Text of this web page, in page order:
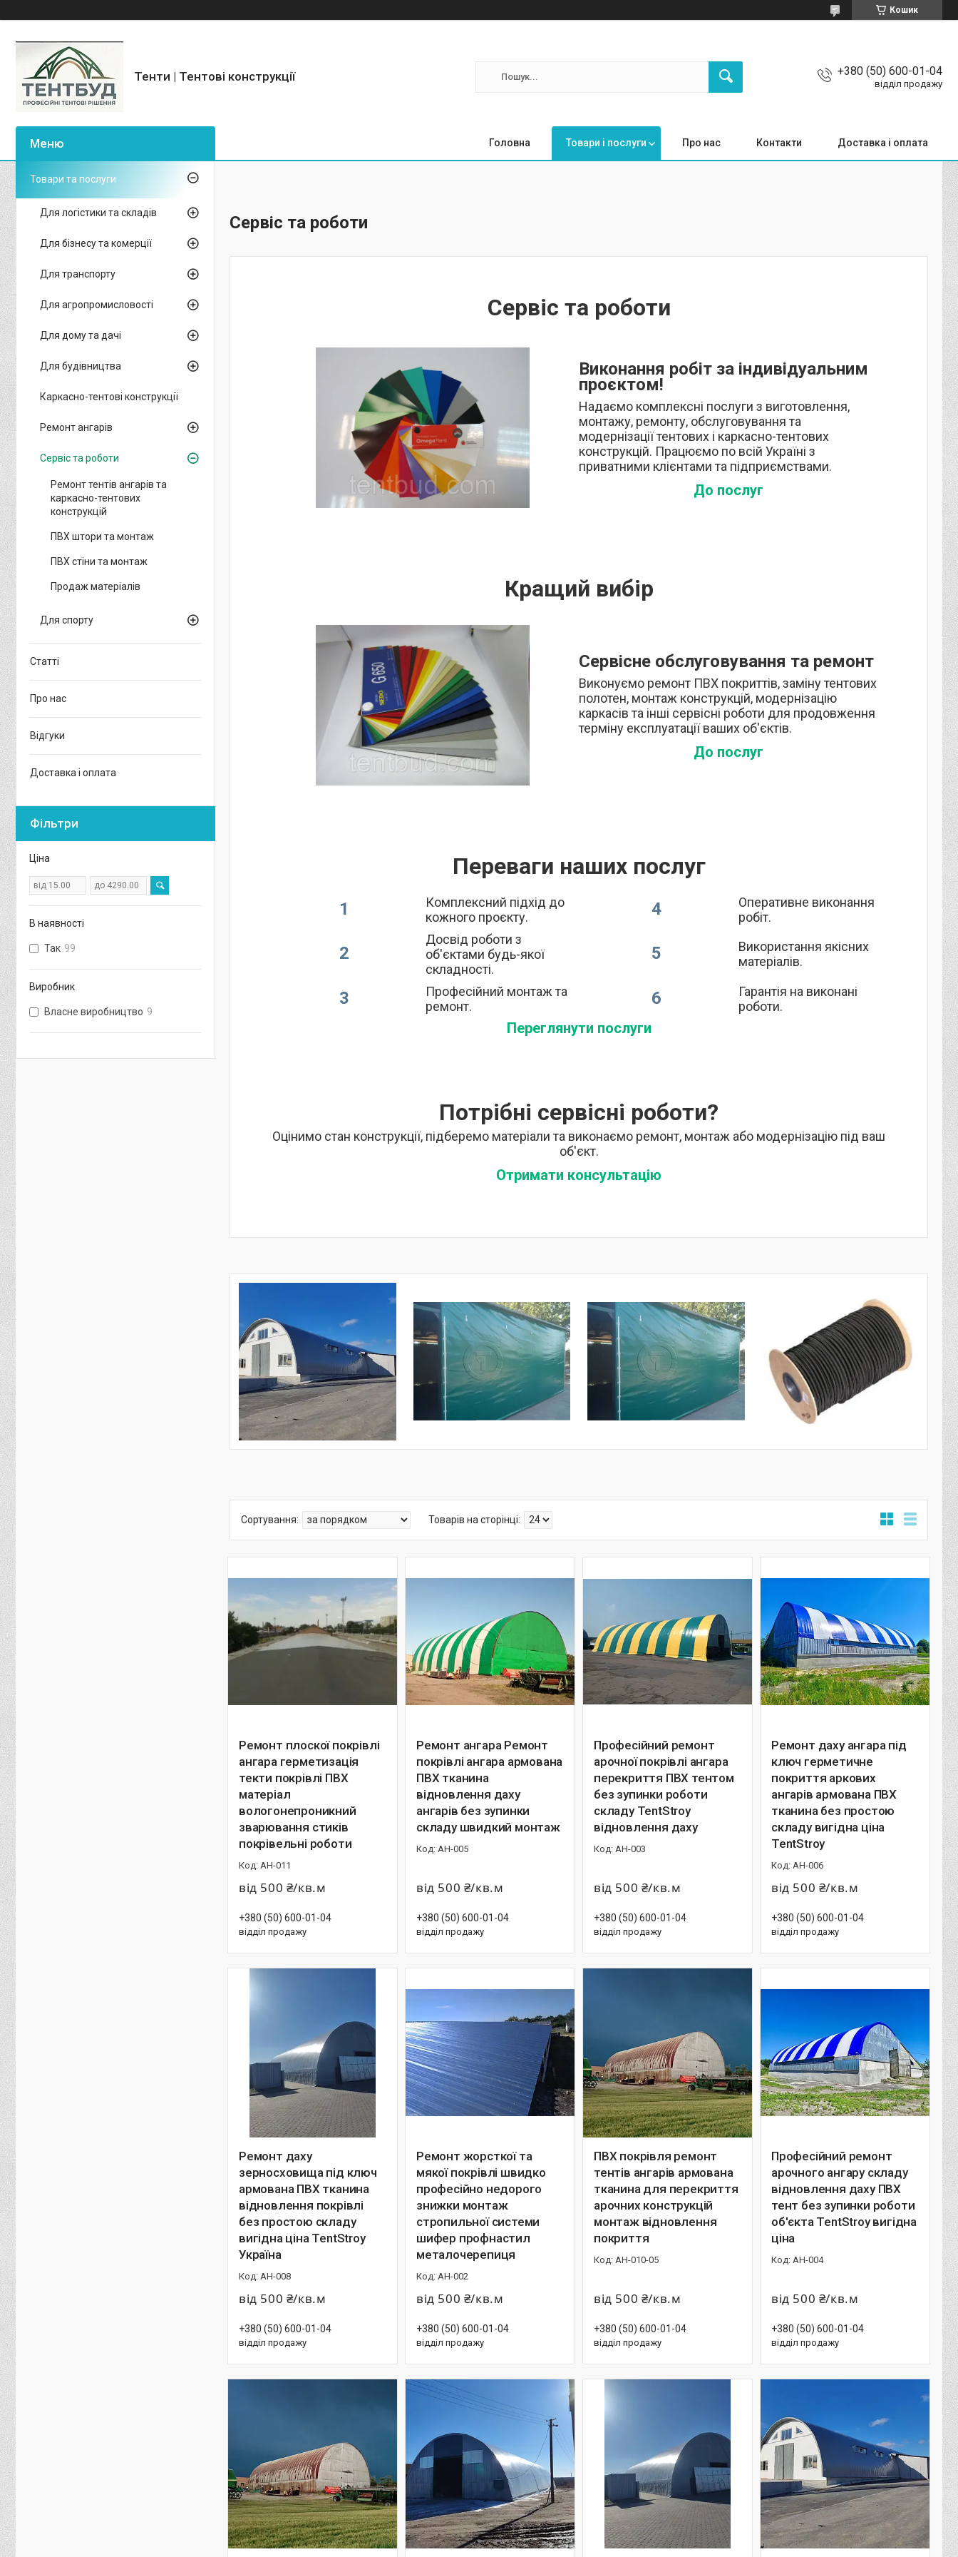
Кошик
Тенти | Тентові конструкції +380 (50) 600-01-04
відділ продажу
Головна Товари і послуги Про нас Контакти Доставка і оплата
Сервіс та роботи
Сервіс та роботи
Виконання робіт за індивідуальним
проєктом!
Надаємо комплексні послуги з виготовлення,
монтажу, ремонту, обслуговування та
модернізації тентових і каркасно-тентових
конструкцій. Працюємо по всій Україні з
приватними клієнтами та підприємствами.
До послуг
Кращий вибір
Сервісне обслуговування та ремонт
Виконуємо ремонт ПВХ покриттів, заміну тентових
полотен, монтаж конструкцій, модернізацію
каркасів та інші сервісні роботи для продовження
терміну експлуатації ваших об'єктів.
До послуг
Переваги наших послуг
1
Комплексний підхід до
кожного проєкту.
4
Оперативне виконання
робіт.
2
Досвід роботи з
об'єктами будь-якої
складності.
5
Використання якісних
матеріалів.
3
Професійний монтаж та
ремонт.
6
Гарантія на виконані
роботи.
Переглянути послуги
Потрібні сервісні роботи?
Оцінимо стан конструкції, підберемо матеріали та виконаємо ремонт, монтаж або модернізацію під ваш
об'єкт.
Отримати консультацію
Ремонт плоскої покрівлі
ангара герметизація
текти покрівлі ПВХ
матеріал
вологонепроникний
зварювання стиків
покрівельні роботи
АН-011
від 500 ₴/кв.м
+380 (50) 600-01-04
відділ продажу
Ремонт ангара Ремонт
покрівлі ангара армована
ПВХ тканина
відновлення даху
ангарів без зупинки
складу швидкий монтаж
АН-005
від 500 ₴/кв.м
+380 (50) 600-01-04
відділ продажу
Професійний ремонт
арочної покрівлі ангара
перекриття ПВХ тентом
без зупинки роботи
складу TentStroy
відновлення даху
АН-003
від 500 ₴/кв.м
+380 (50) 600-01-04
відділ продажу
Ремонт даху ангара під
ключ герметичне
покриття аркових
ангарів армована ПВХ
тканина без простою
складу вигідна ціна
TentStroy
АН-006
від 500 ₴/кв.м
+380 (50) 600-01-04
відділ продажу
Ремонт даху
зерносховища під ключ
армована ПВХ тканина
відновлення покрівлі
без простою складу
вигідна ціна TentStroy
Україна
АН-008
від 500 ₴/кв.м
+380 (50) 600-01-04
відділ продажу
Ремонт жорсткої та
мякої покрівлі швидко
професійно недорого
знижки монтаж
стропильної системи
шифер профнастил
металочерепиця
АН-002
від 500 ₴/кв.м
+380 (50) 600-01-04
відділ продажу
ПВХ покрівля ремонт
тентів ангарів армована
тканина для перекриття
арочних конструкцій
монтаж відновлення
покриття
АН-010-05
від 500 ₴/кв.м
+380 (50) 600-01-04
відділ продажу
Професійний ремонт
арочного ангару складу
відновлення даху ПВХ
тент без зупинки роботи
об'єкта TentStroy вигідна
ціна
АН-004
від 500 ₴/кв.м
+380 (50) 600-01-04
відділ продажу
Товари та послуги
Для логістики та складів
Для бізнесу та комерції
Для транспорту
Для агропромисловості
Для дому та дачі
Для будівництва
Каркасно-тентові конструкції
Ремонт ангарів
Сервіс та роботи
Ремонт тентів ангарів та
каркасно-тентових
конструкцій
ПВХ штори та монтаж
ПВХ стіни та монтаж
Продаж матеріалів
Для спорту
Статті
Про нас
Відгуки
Доставка і оплата
Фільтри
Ціна
В наявності
Так 99
Виробник
Власне виробництво 9